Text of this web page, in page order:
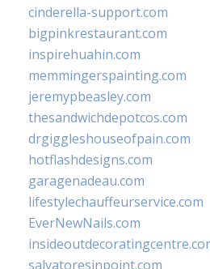
cinderella-support.com
bigpinkrestaurant.com
inspirehuahin.com
memmingerspainting.com
jeremypbeasley.com
thesandwichdepotcos.com
drgiggleshouseofpain.com
hotflashdesigns.com
garagenadeau.com
lifestylechauffeurservice.com
EverNewNails.com
salvatoresinpoint.com